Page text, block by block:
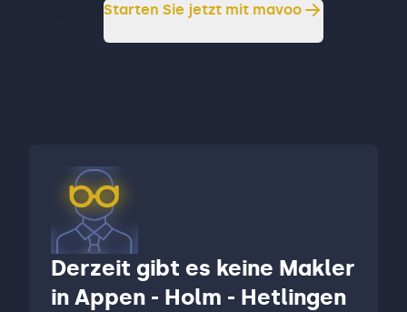
Starten Sie jetzt mit mavoo
Derzeit gibt es keine Makler
in Appen - Holm - Hetlingen